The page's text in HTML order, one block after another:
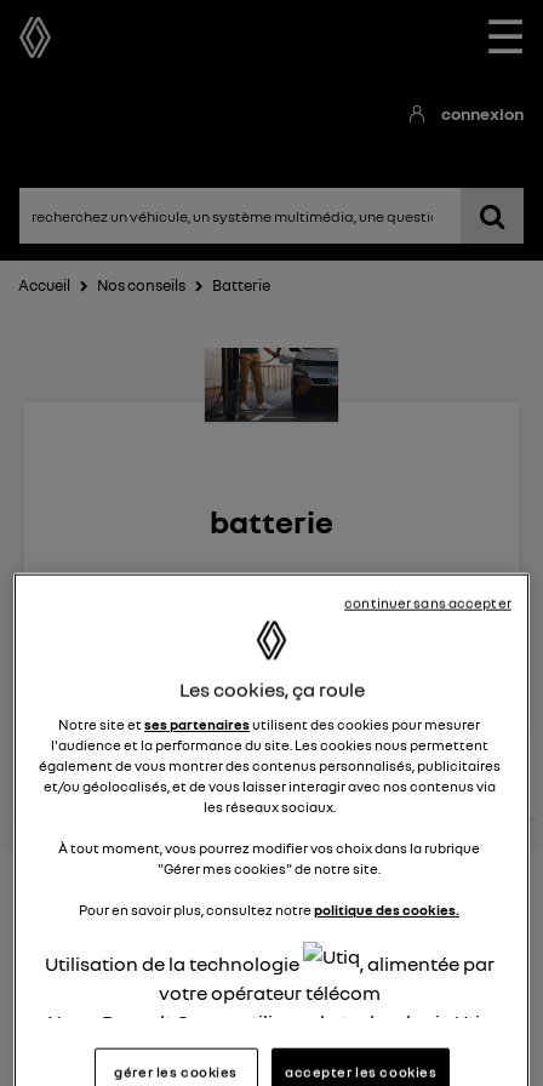
☰
connexion
Accueil Nos conseils Batterie
batterie
Le25 mars 2025à16:30
RENAULT
conseils Renault
consultez les
conseils
similaires
voir tous les
conseils
Elena42
25 janvier 2022à 17:24
recharge à domicile ?
Les cookies, ça roule
Notre site etses partenairesutilisent des cookies pour mesurer
l'audience et la performance du site. Les cookies nous permettent
également de vous montrer des contenus personnalisés, publicitaires
et/ou géolocalisés, et de vous laisser interagir avec nos contenus via
les réseaux sociaux.
À tout moment, vous pourrez modifier vos choix dans la rubrique
"Gérer mes cookies" de notre site.
Pour en savoir plus, consultez notrepolitique des cookies.
Utilisation de la technologie
, alimentée par
votre opérateur télécom
Nous, Renault Group, utilisons la technologie Utiq
pour nos activités digitales (telles que décrites
dans cette notice de consentement) et liées à
gérer les cookies accepter les cookies
continuer sans accepter